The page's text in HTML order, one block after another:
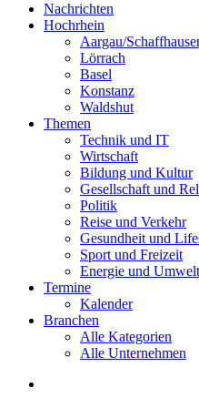
Nachrichten
Hochrhein
Aargau/
Lörrach
Basel
Konstanz
Waldshut
Themen
Technik und IT
Wirtschaft
Bildung und Kultur
Gesellschaft und
Politik
Reise und Verkehr
Gesundheit und
Sport und Freizeit
Energie und Umwelt
Termine
Kalender
Branchen
Alle Kategorien
Alle Unternehmen